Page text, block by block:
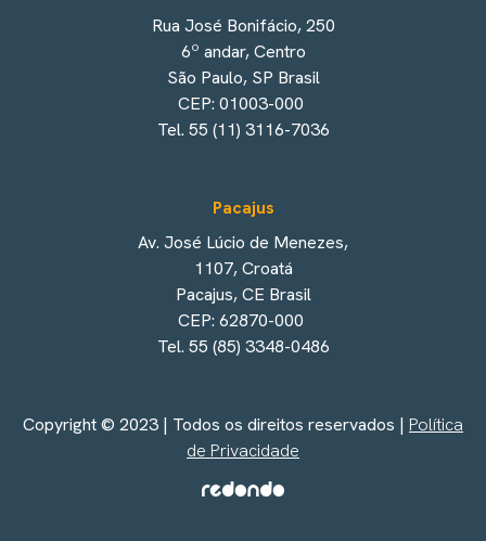
Rua José Bonifácio, 250
6º andar, Centro
São Paulo, SP Brasil
CEP: 01003-000
Tel. 55 (11) 3116-7036
Pacajus
Av. José Lúcio de Menezes,
1107, Croatá
Pacajus, CE Brasil
CEP: 62870-000
Tel. 55 (85) 3348-0486
Copyright © 2023 | Todos os direitos reservados | Política
de Privacidade